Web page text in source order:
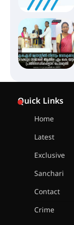
Quick Links
Home
Latest
Exclusive
Sanchari
Contact
Crime